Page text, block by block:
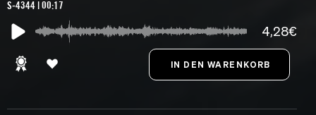
S-4344 | 00:17
4,28€